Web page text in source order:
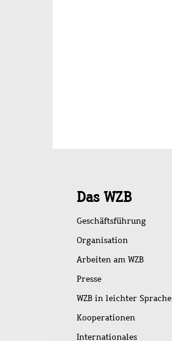
Schnellzugriff
Das WZB
Geschäftsführung
Organisation
Arbeiten am WZB
Presse
WZB in leichter Sprache
Kooperationen
Internationales